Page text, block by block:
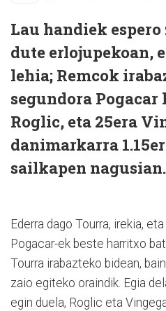
Lau handiek
dute erlojupekoan,
lehia; Remcok
segundora Pogacar
Roglic, eta 25era
danimarkarra
sailkapen nagusian.
Ederra dago Tourra, irekia,
Pogacar-ek beste harritxo
Tourra irabazteko bidean,
zaio egiteko oraindik. Egia
egin duela, Roglic eta